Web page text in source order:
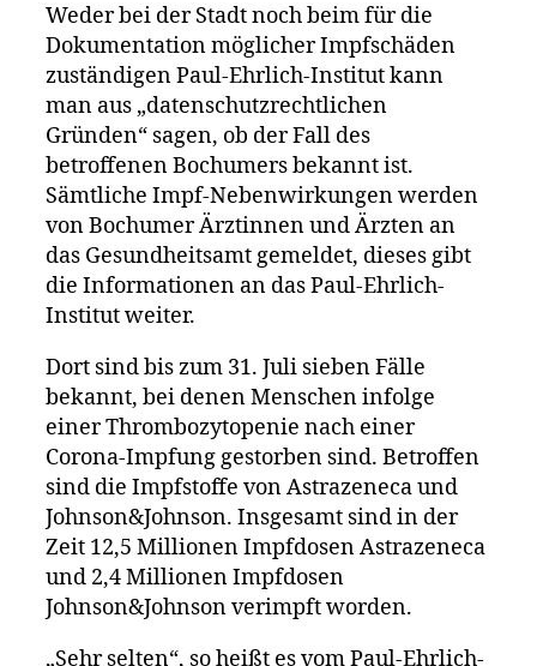
Weder bei der Stadt noch beim für die
Dokumentation möglicher Impfschäden
zuständigen Paul-Ehrlich-Institut kann
man aus „datenschutzrechtlichen
Gründen“ sagen, ob der Fall des
betroffenen Bochumers bekannt ist.
Sämtliche Impf-Nebenwirkungen werden
von Bochumer Ärztinnen und Ärzten an
das Gesundheitsamt gemeldet, dieses gibt
die Informationen an das Paul-Ehrlich-
Institut weiter.
Dort sind bis zum 31. Juli sieben Fälle
bekannt, bei denen Menschen infolge
einer Thrombozytopenie nach einer
Corona-Impfung gestorben sind. Betroffen
sind die Impfstoffe von Astrazeneca und
Johnson&Johnson. Insgesamt sind in der
Zeit 12,5 Millionen Impfdosen Astrazeneca
und 2,4 Millionen Impfdosen
Johnson&Johnson verimpft worden.
„Sehr selten“, so heißt es vom Paul-Ehrlich-